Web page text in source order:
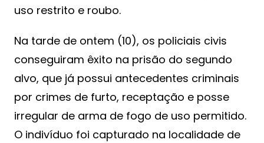
uso restrito e roubo.
Na tarde de ontem (10), os policiais civis
conseguiram êxito na prisão do segundo
alvo, que já possui antecedentes criminais
por crimes de furto, receptação e posse
irregular de arma de fogo de uso permitido.
O indivíduo foi capturado na localidade de